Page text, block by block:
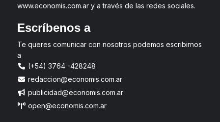
www.economis.com.ar y a través de las redes sociales.
Escríbenos a
Te queres comunicar con nosotros podemos escribirnos
a
(+54) 3764 -428248
redaccion@economis.com.ar
publicidad@economis.com.ar
open@economis.com.ar